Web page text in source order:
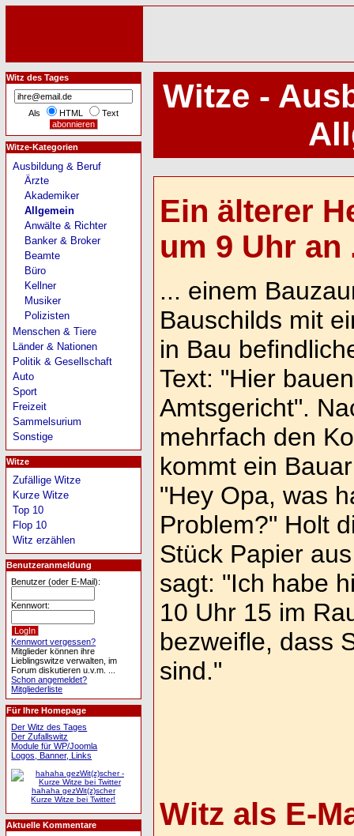
Witze -
Ein älterer
um 9 Uhr an
... einem
Bauschilds mit
in Bau
Text: "Hier
Amtsgericht".
mehrfach den
kommt ein
"Hey Opa, was
Problem?" Holt
Stück Papier
sagt: "Ich habe
10 Uhr 15 im
bezweifle, dass
sind."
Witz als E-
Witz des Tages
Als HTML Text
Witze-Kategorien
Ausbildung & Beruf
Ärzte
Akademiker
Allgemein
Anwälte & Richter
Banker & Broker
Beamte
Büro
Kellner
Musiker
Polizisten
Menschen & Tiere
Länder & Nationen
Politik & Gesellschaft
Auto
Sport
Freizeit
Sammelsurium
Sonstige
Witze
Zufällige Witze
Kurze Witze
Top 10
Flop 10
Witz erzählen
Benutzeranmeldung
Benutzer (oder E-Mail):
Kennwort:
Kennwort vergessen?
Mitglieder können ihre
Lieblingswitze verwalten, im
Forum diskutieren u.v.m. ...
Schon angemeldet?
Mitgliederliste
Für Ihre Homepage
Der Witz des Tages
Der Zufallswitz
Module für WP/Joomla
Logos, Banner, Links
hahaha gezWit(z)scher
Kurze Witze bei Twitter!
Aktuelle Kommentare